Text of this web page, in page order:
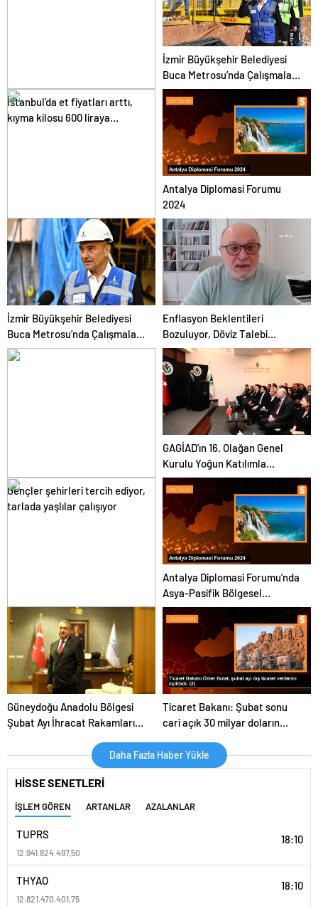
İstanbul’da et fiyatları arttı,
kıyma kilosu 600 liraya
İzmir Büyükşehir Belediyesi
Buca Metrosu’nda Çalışmaları
İnceledi
Sarsılmaz Silah Sanayi
Türkiye’deki başarısını küresel
pazarlara taşıyor
Antalya Diplomasi Forumu
2024
İzmir Büyükşehir Belediyesi
Buca Metrosu’nda Çalışmaları
İnceledi
Enflasyon Beklentileri
Bozuluyor, Döviz Talebi
Artıyor
Gençler şehirleri tercih ediyor,
tarlada yaşlılar çalışıyor
GAGİAD’ın 16. Olağan Genel
Kurulu Yoğun Katılımla
Gerçekleşti
Antalya Diplomasi Forumu’nda
Avrasya’da Yeni İşbirliği
Dinamikleri Ele Alındı
Antalya Diplomasi Forumu’nda
Asya-Pasifik Bölgesel
Mimarilerinin İnşası Tartışıldı
Güneydoğu Anadolu Bölgesi
Şubat Ayı İhracat Rakamları
Ticaret Bakanı: Şubat sonu
cari açık 30 milyar doların
Daha Fazla Haber Yükle
HİSSE SENETLERİ
İŞLEM GÖREN ARTANLAR AZALANLAR
TUPRS
12.941.824.497,50
18:10
THYAO
12.821.470.401,75
18:10